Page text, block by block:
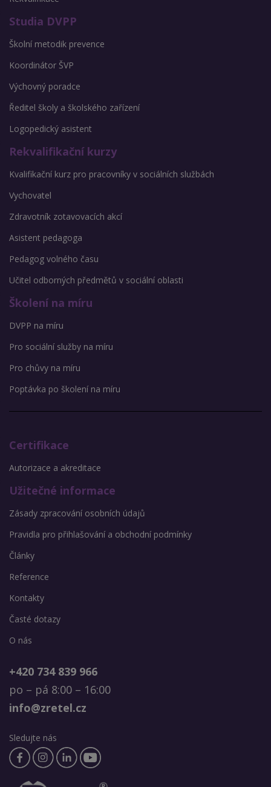
Studia DVPP
Školní metodik prevence
Koordinátor ŠVP
Výchovný poradce
Ředitel školy a školského zařízení
Logopedický asistent
Rekvalifikační kurzy
Kvalifikační kurz pro pracovníky v sociálních službách
Vychovatel
Zdravotník zotavovacích akcí
Asistent pedagoga
Pedagog volného času
Učitel odborných předmětů v sociální oblasti
Školení na míru
DVPP na míru
Pro sociální služby na míru
Pro chůvy na míru
Poptávka po školení na míru
Certifikace
Autorizace a akreditace
Užitečné informace
Zásady zpracování osobních údajů
Pravidla pro přihlašování a obchodní podmínky
Články
Reference
Kontakty
Časté dotazy
O nás
+420 734 839 966
po – pá 8:00 – 16:00
info@zretel.cz
Sledujte nás